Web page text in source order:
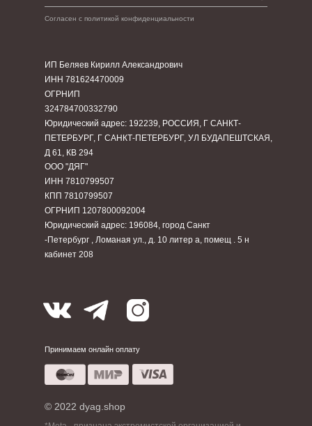
ИП Беляев Кирилл Александрович
ИНН 781624470009
ОГРНИП
324784700332790
Юридический адрес: 192239, РОССИЯ, Г САНКТ-
ПЕТЕРБУРГ, Г САНКТ-ПЕТЕРБУРГ, УЛ БУДАПЕШТСКАЯ,
Д 61, КВ 294
© 2022 dyag.shop
Принимаем онлайн оплату
Согласен с политикой конфиденциальности
ООО "ДЯГ"
ИНН 7810799507
КПП 7810799507
ОГРНИП 1207800092004
Юридический адрес: 196084, город Санкт
-Петербург , Ломаная ул., д. 10 литер а, помещ . 5 н
кабинет 208